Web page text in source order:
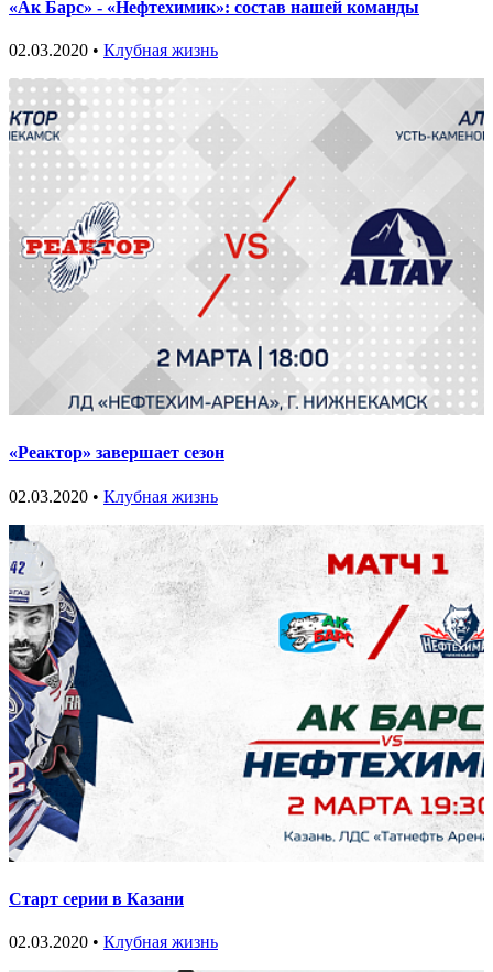
«Ак Барс» - «Нефтехимик»: состав нашей команды
02.03.2020 • Клубная жизнь
«Реактор» завершает сезон
02.03.2020 • Клубная жизнь
Старт серии в Казани
02.03.2020 • Клубная жизнь